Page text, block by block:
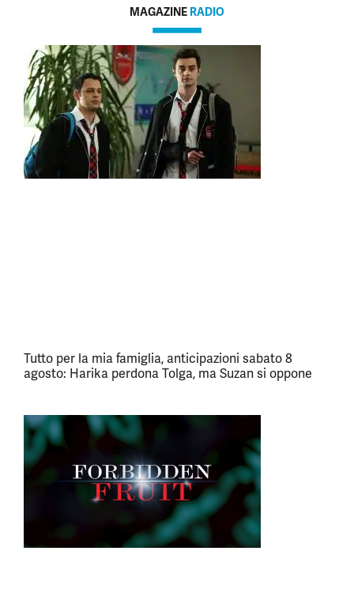
MAGAZINE RADIO
Tutto per la mia famiglia, anticipazioni sabato 8
agosto: Harika perdona Tolga, ma Suzan si oppone